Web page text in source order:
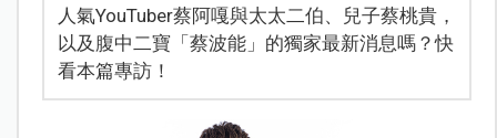
人氣YouTuber蔡阿嘎與太太二伯、兒子蔡桃貴，
以及腹中二寶「蔡波能」的獨家最新消息嗎？快
看本篇專訪！